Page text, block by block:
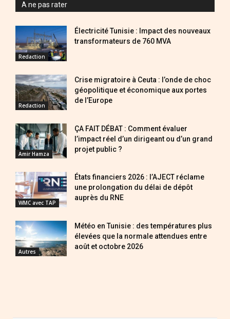
A ne pas rater
Redaction
Électricité Tunisie : Impact des nouveaux
transformateurs de 760 MVA
Redaction
Crise migratoire à Ceuta : l’onde de choc
géopolitique et économique aux portes
de l’Europe
Amir Hamza
ÇA FAIT DÉBAT : Comment évaluer
l’impact réel d’un dirigeant ou d’un grand
projet public ?
WMC avec TAP
États financiers 2026 : l’AJECT réclame
une prolongation du délai de dépôt
auprès du RNE
Autres
Météo en Tunisie : des températures plus
élevées que la normale attendues entre
août et octobre 2026